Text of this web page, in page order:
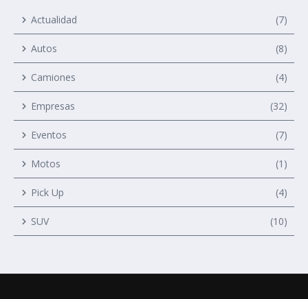
Actualidad (7)
Autos (8)
Camiones (4)
Empresas (32)
Eventos (7)
Motos (1)
Pick Up (4)
SUV (10)